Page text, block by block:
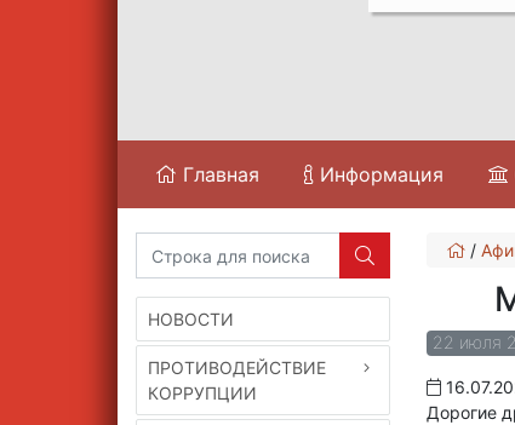
Главная Информация
НОВОСТИ
ПРОТИВОДЕЙСТВИЕ
КОРРУПЦИИ
/
22 июля
Дорогие